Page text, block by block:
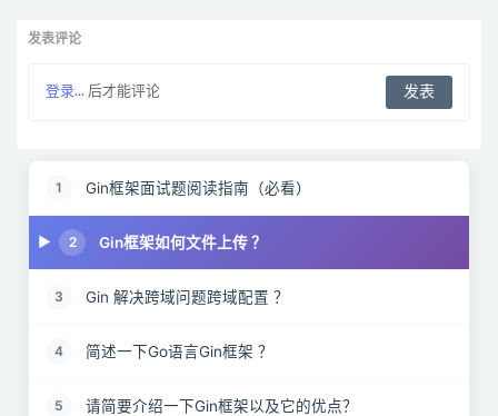
发表评论
登录... 后才能评论
1 Gin框架面试题阅读指南（必看）
2 Gin框架如何文件上传 ？
3 Gin 解决跨域问题跨域配置 ？
4 简述一下Go语言Gin框架 ？
5 请简要介绍一下Gin框架以及它的优点？